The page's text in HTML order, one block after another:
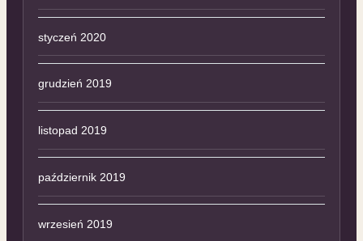
styczeń 2020
grudzień 2019
listopad 2019
październik 2019
wrzesień 2019